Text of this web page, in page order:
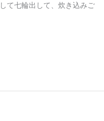
て七輪出して、炊き込みご